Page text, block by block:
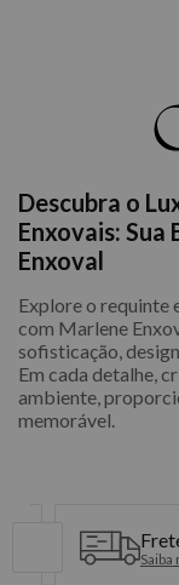
Descubra o
Enxovais:
Enxoval
Explore o requinte
com Marlene
sofisticação,
Em cada detalhe,
ambiente,
memorável.